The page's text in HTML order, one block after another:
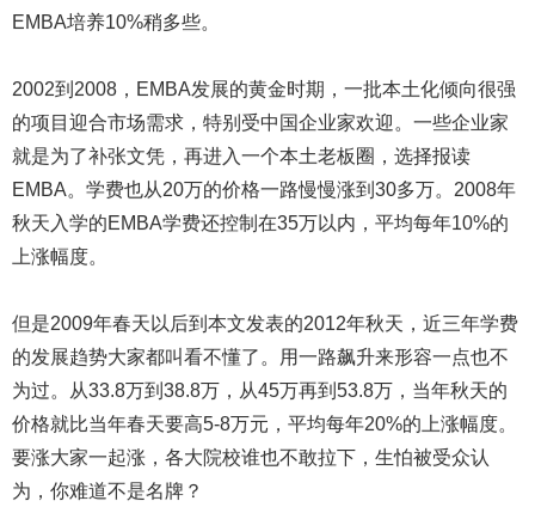
EMBA培养10%稍多些。
2002到2008，EMBA发展的黄金时期，一批本土化倾向很强
的项目迎合市场需求，特别受中国企业家欢迎。一些企业家
就是为了补张文凭，再进入一个本土老板圈，选择报读
EMBA。学费也从20万的价格一路慢慢涨到30多万。2008年
秋天入学的EMBA学费还控制在35万以内，平均每年10%的
上涨幅度。
但是2009年春天以后到本文发表的2012年秋天，近三年学费
的发展趋势大家都叫看不懂了。用一路飙升来形容一点也不
为过。从33.8万到38.8万，从45万再到53.8万，当年秋天的
价格就比当年春天要高5-8万元，平均每年20%的上涨幅度。
要涨大家一起涨，各大院校谁也不敢拉下，生怕被受众认
为，你难道不是名牌？